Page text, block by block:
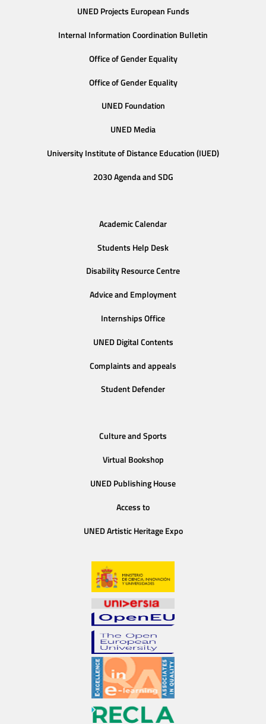
UNED Projects European Funds
Internal Information Coordination Bulletin
Office of Gender Equality
Office of Gender Equality
UNED Foundation
UNED Media
University Institute of Distance Education (IUED)
2030 Agenda and SDG
Academic Calendar
Students Help Desk
Disability Resource Centre
Advice and Employment
Internships Office
UNED Digital Contents
Complaints and appeals
Student Defender
Culture and Sports
Virtual Bookshop
UNED Publishing House
Access to
UNED Artistic Heritage Expo